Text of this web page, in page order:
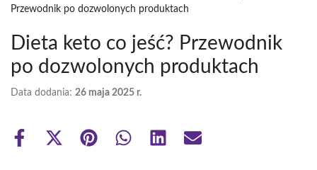
Przewodnik po dozwolonych produktach
Dieta keto co jeść? Przewodnik
po dozwolonych produktach
Data dodania: 26 maja 2025 r.
Share
Share Share Share Share Share